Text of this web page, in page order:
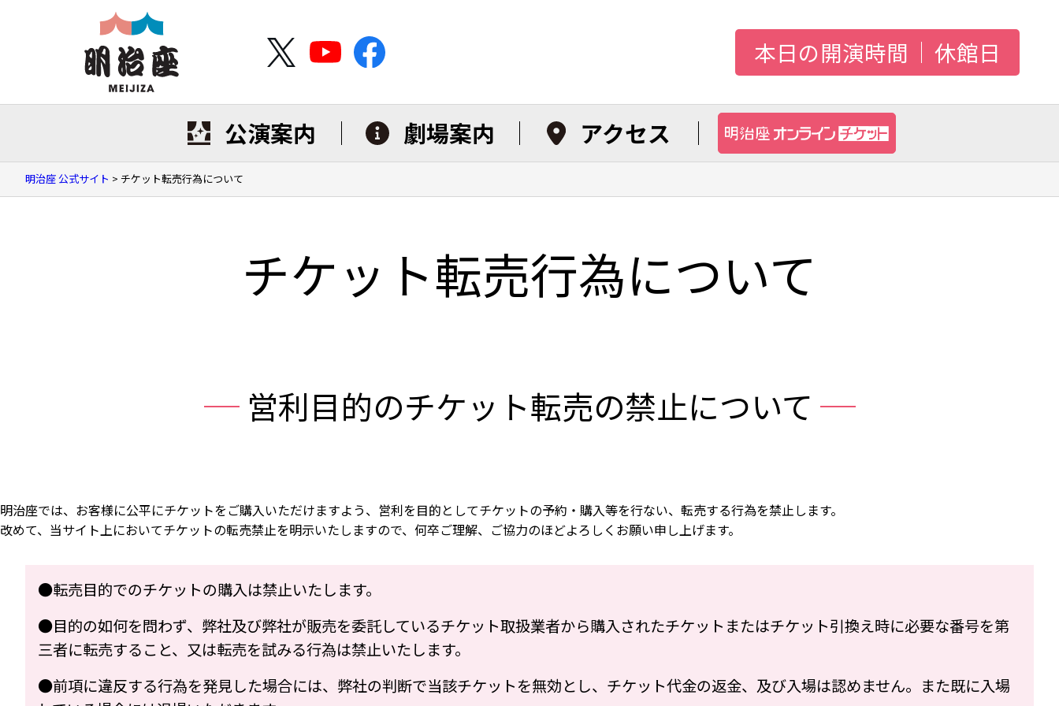
本日の開演時間 休館日
公演案内 劇場案内 アクセス
明治座 公式サイト > チケット転売行為について
チケット転売行為について
営利目的のチケット転売の禁止について
明治座では、お客様に公平にチケットをご購入いただけますよう、営利を目的としてチケットの予約・購入等を行ない、転売する行為を禁止します。
改めて、当サイト上においてチケットの転売禁止を明示いたしますので、何卒ご理解、ご協力のほどよろしくお願い申し上げます。
●転売目的でのチケットの購入は禁止いたします。
●目的の如何を問わず、弊社及び弊社が販売を委託しているチケット取扱業者から購入されたチケットまたはチケット引換え時に必要な番号を第
三者に転売すること、又は転売を試みる行為は禁止いたします。
●前項に違反する行為を発見した場合には、弊社の判断で当該チケットを無効とし、チケット代金の返金、及び入場は認めません。また既に入場